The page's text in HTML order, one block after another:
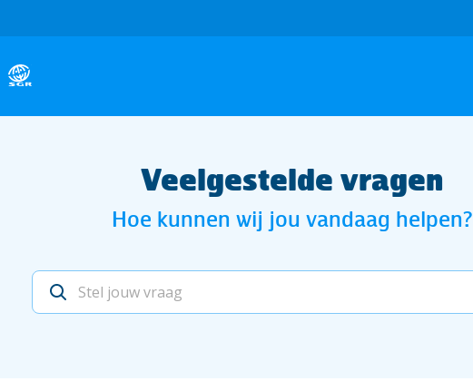
Veelgestelde vragen
Hoe kunnen wij jou vandaag helpen?